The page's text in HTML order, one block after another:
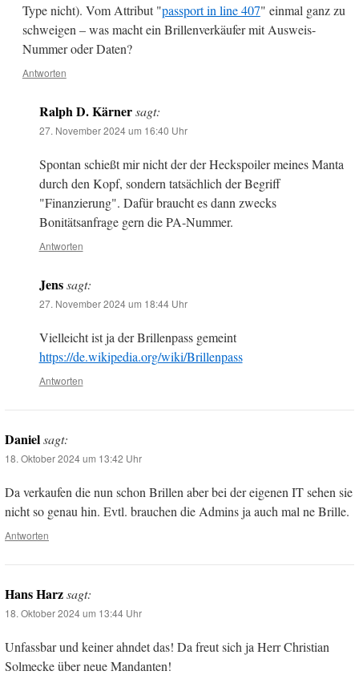
Type nicht). Vom Attribut "passport in line 407" einmal ganz zu
schweigen – was macht ein Brillenverkäufer mit Ausweis-
Nummer oder Daten?
Antworten
Ralph D. Kärner sagt:
27. November 2024 um 16:40 Uhr
Spontan schießt mir nicht der der Heckspoiler meines Manta
durch den Kopf, sondern tatsächlich der Begriff
"Finanzierung". Dafür braucht es dann zwecks
Bonitätsanfrage gern die PA-Nummer.
Antworten
Jens sagt:
27. November 2024 um 18:44 Uhr
Vielleicht ist ja der Brillenpass gemeint
https://de.wikipedia.org/wiki/Brillenpass
Antworten
Danielsagt:
18. Oktober 2024 um 13:42 Uhr
Da verkaufen die nun schon Brillen aber bei der eigenen IT sehen sie
nicht so genau hin. Evtl. brauchen die Admins ja auch mal ne Brille.
Antworten
Hans Harzsagt:
18. Oktober 2024 um 13:44 Uhr
Unfassbar und keiner ahndet das! Da freut sich ja Herr Christian
Solmecke über neue Mandanten!